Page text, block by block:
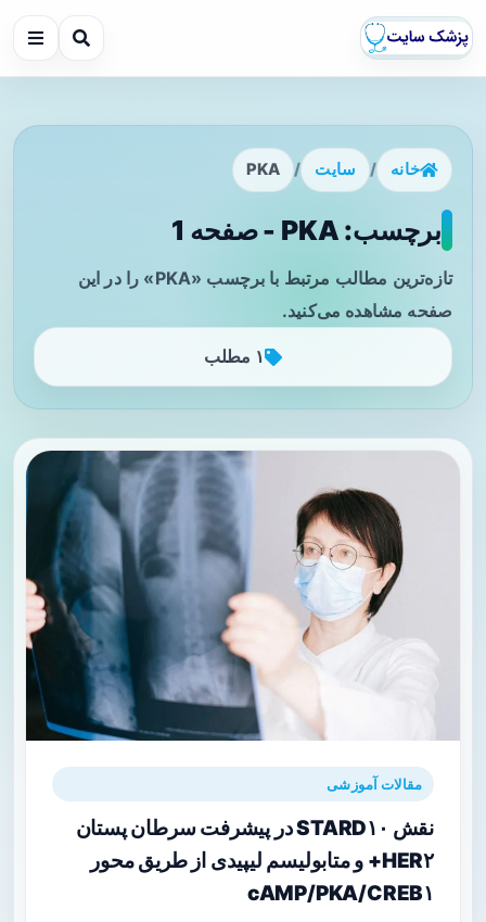
خانه / سایت /
PKA
برچسب: PKA - صفحه 1
تازه‌ترین مطالب مرتبط با برچسب «PKA» را در این
صفحه مشاهده می‌کنید.
۱ مطلب
مقالات آموزشی
نقش STARD۱۰ در پیشرفت سرطان پستان
HER۲+ و متابولیسم لیپیدی از طریق محور
cAMP/PKA/CREB۱